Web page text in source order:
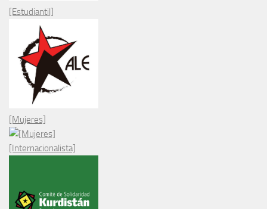
[Estudiantil]
[Mujeres]
[Internacionalista]